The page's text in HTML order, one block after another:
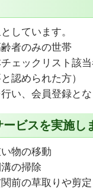
しています。
者のみの世帯
ェックリスト該
認められた方）
い、会員登録と
ビスを実施し
重い物の移動
側溝の掃除
草取りや剪定